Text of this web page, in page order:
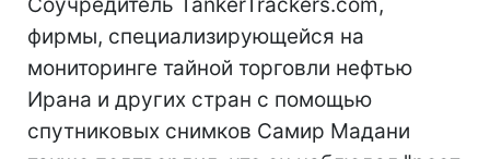
фирмы, специализирующейся на
мониторинге тайной торговли нефтью
Ирана и других стран с помощью
спутниковых снимков Самир Мадани